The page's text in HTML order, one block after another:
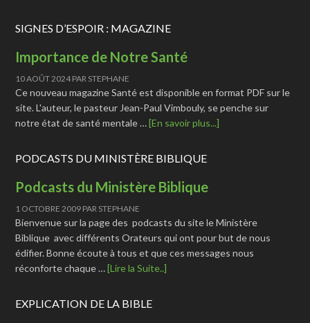
SIGNES D’ESPOIR : MAGAZINE
Importance de Notre Santé
10 AOÛT 2024PAR STEPHANE
Ce nouveau magazine Santé est disponible en format PDF sur le
site. L'auteur, le pasteur Jean-Paul Vimbouly, se penche sur
notre état de santé mentale …[En savoir plus...]
PODCASTS DU MINISTÈRE BIBLIQUE
Podcasts du Ministère Biblique
1 OCTOBRE 2009 PAR STEPHANE
Bienvenue sur la page des podcasts du site le Ministère
Biblique avec différents Orateurs qui ont pour but de nous
édifier. Bonne écoute à tous et que ces messages nous
réconforte chaque …[Lire la Suite..]
EXPLICATION DE LA BIBLE